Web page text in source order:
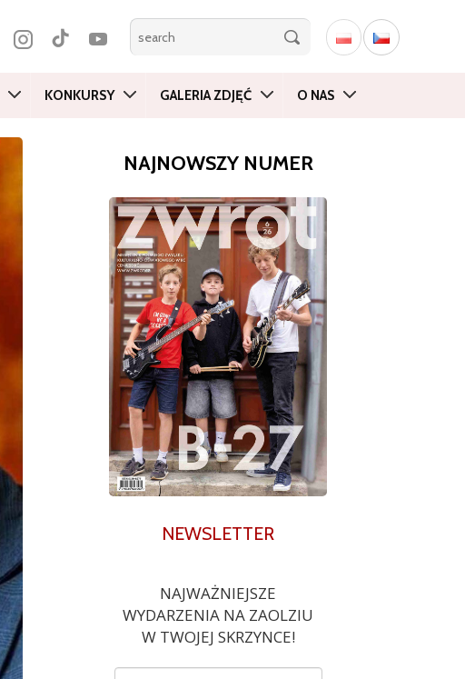
KONKURSY GALERIA ZDJĘĆ O NAS
NAJNOWSZY NUMER
NEWSLETTER
NAJWAŻNIEJSZE
WYDARZENIA NA ZAOLZIU
W TWOJEJ SKRZYNCE!